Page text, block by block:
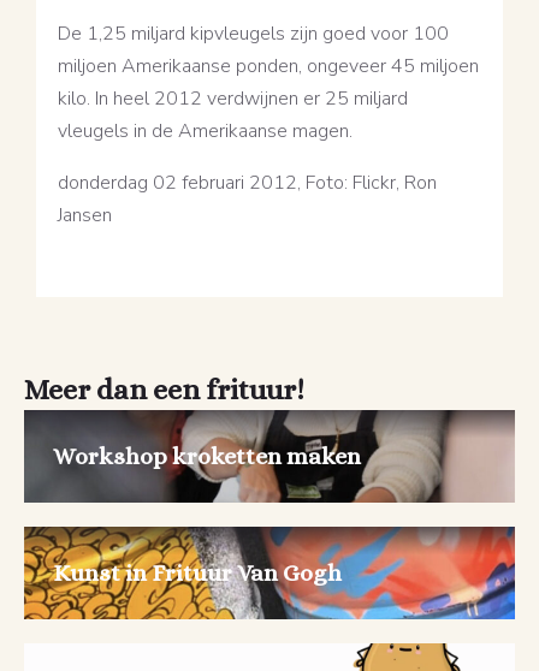
De 1,25 miljard kipvleugels zijn goed voor 100
miljoen Amerikaanse ponden, ongeveer 45 miljoen
kilo. In heel 2012 verdwijnen er 25 miljard
vleugels in de Amerikaanse magen.
donderdag 02 februari 2012, Foto: Flickr, Ron
Jansen
Meer dan een frituur!
Workshop kroketten maken
Kunst in Frituur Van Gogh